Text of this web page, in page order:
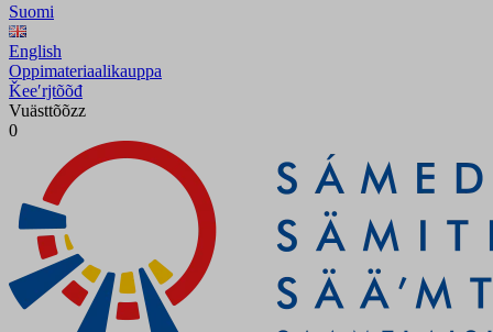
Suomi
English
Oppimateriaalikauppa
Ǩeeʹrjtõõđ
Vuästtõõzz
0